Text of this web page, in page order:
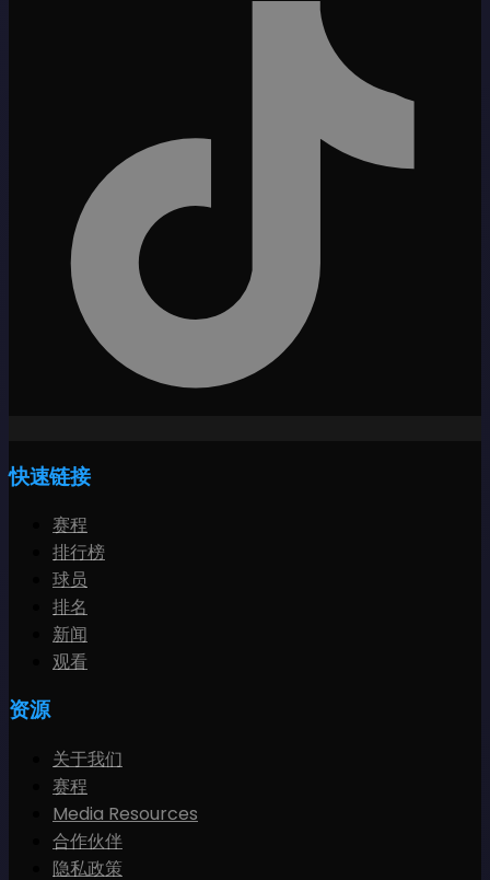
快速链接
赛程
排行榜
球员
排名
新闻
观看
资源
关于我们
赛程
Media Resources
合作伙伴
隐私政策